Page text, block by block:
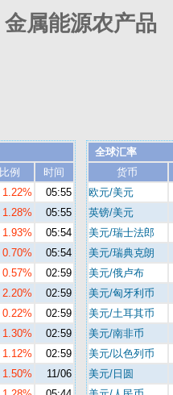
金属能源农产
比例
时间
1.22%
05:55
1.28%
05:55
1.93%
05:54
0.70%
05:54
0.57%
02:59
2.20%
02:59
0.22%
02:59
1.30%
02:59
1.12%
02:59
1.50%
11/06
全球汇率
货币
欧元/美元
英镑/美元
美元/瑞士法郎
美元/瑞典克朗
美元/俄卢布
美元/匈牙利币
美元/土耳其币
美元/南非币
美元/以色列币
美元/日圆